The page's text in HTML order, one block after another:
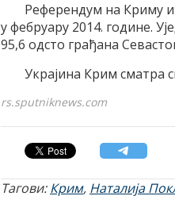
Референдум на Криму
у фебруару 2014. године.
95,6 одсто грађана
Украјина Крим сматра
rs.sputniknews.com
Тагови:Крим, Наталија